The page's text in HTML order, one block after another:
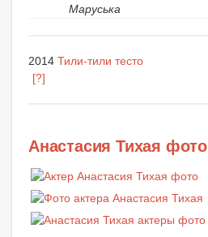
Маруська
2014 Тили-тили тесто
[?]
Анастасия Тихая фото